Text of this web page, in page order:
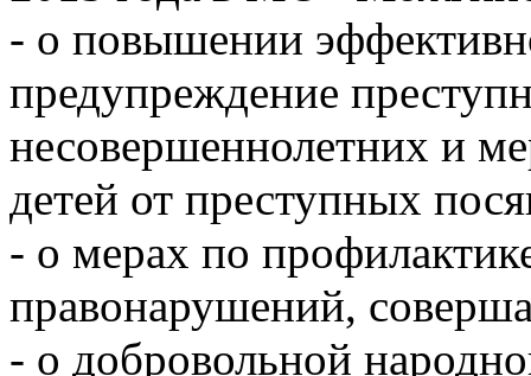
- о повышении
предупреждение
несовершеннолетних и
детей от преступных
- о мерах по
правонарушений,
- о добровольной